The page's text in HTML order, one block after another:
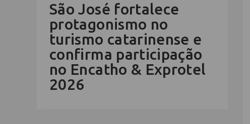
São José fortalece
protagonismo no
turismo catarinense e
confirma participação
no Encatho & Exprotel
2026